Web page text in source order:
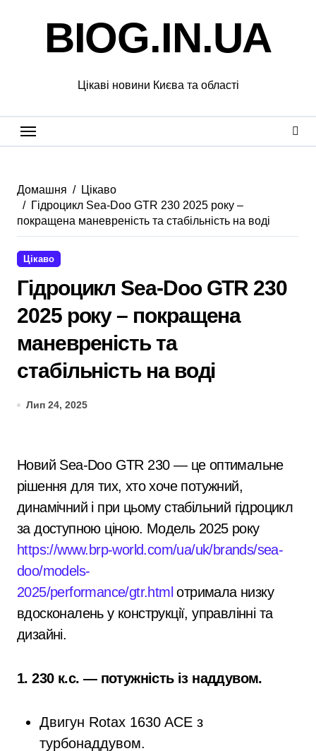
BIOG.IN.UA
Цікаві новини Києва та області
Домашня
Цікаво
Гідроцикл Sea-Doo GTR 230 2025 року –
покращена маневреність та стабільність на воді
Цікаво
Гідроцикл Sea-Doo GTR 230
2025 року – покращена
маневреність та
стабільність на воді
Лип 24, 2025
Новий Sea-Doo GTR 230 — це оптимальне
рішення для тих, хто хоче потужний,
динамічний і при цьому стабільний гідроцикл
за доступною ціною. Модель 2025 року
https://www.brp-world.com/ua/uk/brands/sea-
doo/models-
2025/performance/gtr.html отримала низку
вдосконалень у конструкції, управлінні та
дизайні.
1. 230 к.с. — потужність із наддувом.
Двигун Rotax 1630 ACE з
турбонаддувом.